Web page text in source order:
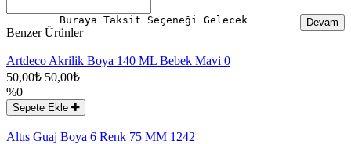
Devam
Buraya Taksit Seçeneği Gelecek
Benzer Ürünler
Artdeco Akrilik Boya 140 ML Bebek Mavi 0
50,00₺ 50,00₺
%0
Sepete Ekle
Altıs Guaj Boya 6 Renk 75 MM 1242